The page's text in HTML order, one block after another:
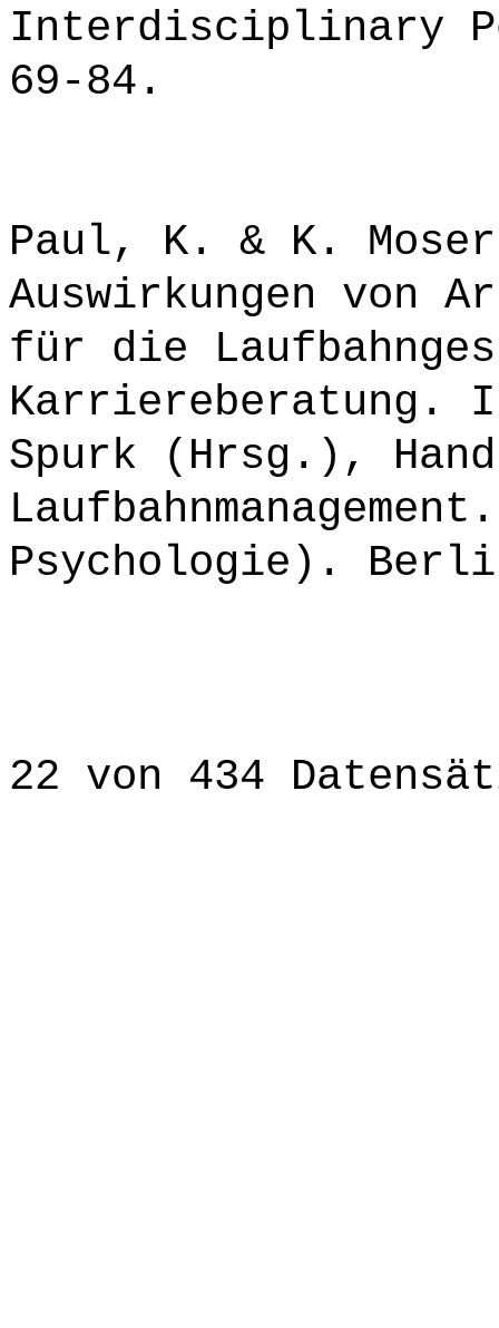
Interdisciplinary
69-84.
Paul, K. & K.
Auswirkungen von
für die
Karriereberatung.
Spurk (Hrsg.),
Psychologie).
22 von 434